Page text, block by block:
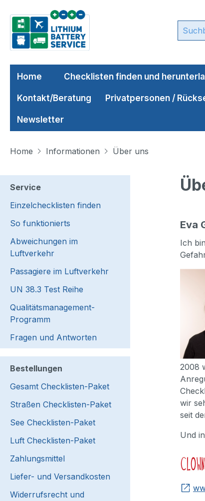
Hauptinhalt springen
Zur Suche springen
Zur Hauptnavigation springen
Home Checklisten finden und
Kontakt/Beratung Privatpersonen /
Newsletter
Home Informationen Über uns
Service
Einzelchecklisten finden
So funktionierts
Abweichungen im
Luftverkehr
Passagiere im Luftverkehr
UN 38.3 Test Reihe
Qualitätsmanagement-
Programm
Fragen und Antworten
Bestellungen
Gesamt Checklisten-Paket
Straßen Checklisten-Paket
See Checklisten-Paket
Luft Checklisten-Paket
Zahlungsmittel
Liefer- und Versandkosten
Widerrufsrecht und
Eva
Ich
2008
wir
seit
Und